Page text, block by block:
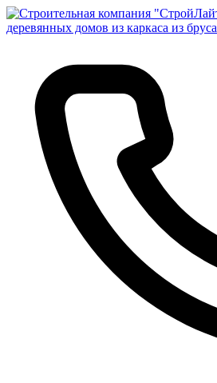
деревянных домов из каркаса из бруса